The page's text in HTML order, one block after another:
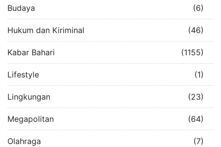
Budaya (6)
Hukum dan Kiriminal (46)
Kabar Bahari (1155)
Lifestyle (1)
Lingkungan (23)
Megapolitan (64)
Olahraga (7)